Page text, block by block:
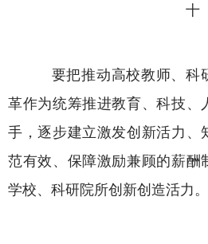
十
要把推动高校教师、科
革作为统筹推进教育、科技、
手，逐步建立激发创新活力、
范有效、保障激励兼顾的薪酬
学校、科研院所创新创造活力。